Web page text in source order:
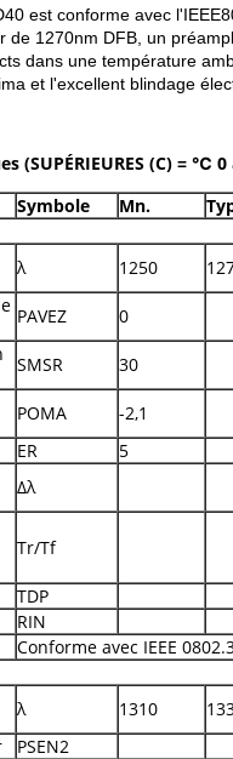
est conforme avec
de 1270nm DFB, un
dans une température
et l'excellent blindage
(SUPÉRIEURES (C) = ℃ 0
Symbole Mn.
λ 1250
PAVEZ 0
SMSR 30
POMA -2,1
ER 5
Δλ
Tr/Tf
TDP
RIN
Conforme avec IEEE
λ 1310
PSEN2